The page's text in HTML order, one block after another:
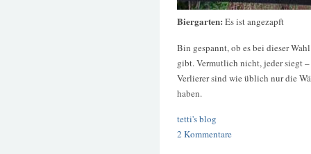
Biergarten: Es ist angezapft
Bin gespannt, ob es bei dieser
gibt. Vermutlich nicht, jeder siegt
Verlierer sind wie üblich nur die
haben.
tetti's blog
2 Kommentare